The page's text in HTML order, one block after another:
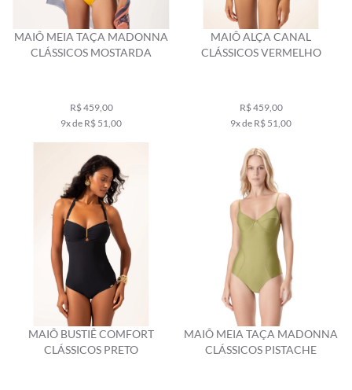
MAIÔ MEIA TAÇA MADONNA
CLÁSSICOS MOSTARDA
R$ 459,00
9x de R$ 51,00
MAIÔ ALÇA CANAL
CLÁSSICOS VERMELHO
R$ 459,00
9x de R$ 51,00
MAIÔ BUSTIÊ COMFORT
CLÁSSICOS PRETO
MAIÔ MEIA TAÇA MADONNA
CLÁSSICOS PISTACHE